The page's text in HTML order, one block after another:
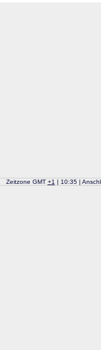
Zeitzone GMT +1 | 10:35 |